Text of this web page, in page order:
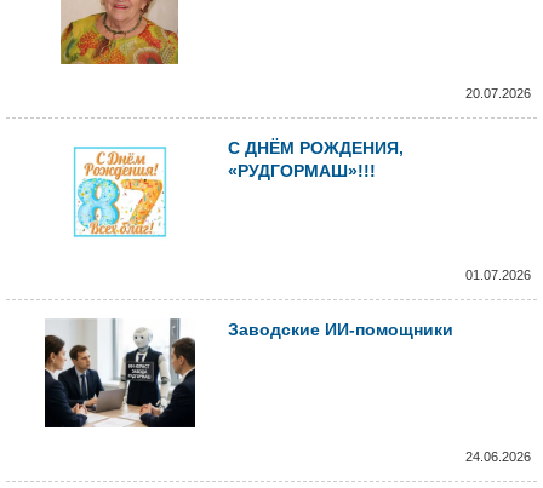
20.07.2026
С ДНЁМ РОЖДЕНИЯ,
«РУДГОРМАШ»!!!
01.07.2026
Заводские ИИ-помощники
24.06.2026